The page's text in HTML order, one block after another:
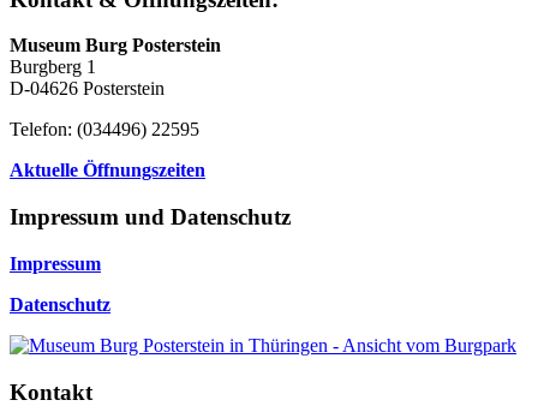
Museum Burg Posterstein
Burgberg 1
D-04626 Posterstein
Telefon: (034496) 22595
Aktuelle Öffnungszeiten
Impressum und Datenschutz
Impressum
Datenschutz
Kontakt